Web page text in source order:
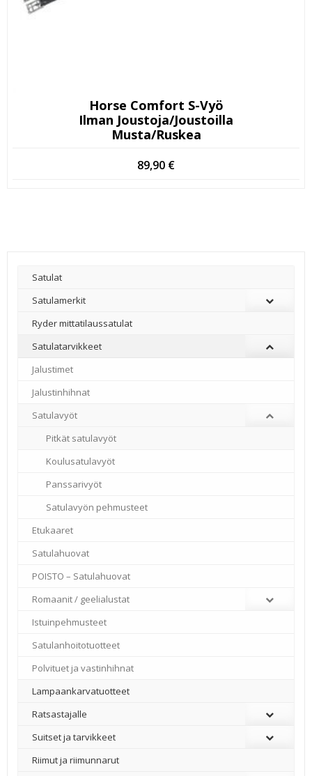
Horse Comfort S-Vyö
Ilman Joustoja/joustoilla
Musta/ruskea
89,90 €
Satulat
Satulamerkit
Ryder mittatilaussatulat
Satulatarvikkeet
–
Jalustimet
Jalustinhihnat
Satulavyöt
Pitkät satulavyöt
Koulusatulavyöt
Panssarivyöt
Satulavyön pehmusteet
Etukaaret
Satulahuovat
POISTO – Satulahuovat
Romaanit / geelialustat
Istuinpehmusteet
Satulanhoitotuotteet
Polvituet ja vastinhihnat
Lampaankarvatuotteet
Ratsastajalle
Suitset ja tarvikkeet
Riimut ja riimunnarut